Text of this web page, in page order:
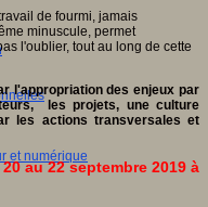
et numérique
de fourmi, jamais
minuscule, permet
l'oublier, tout au long de cette
l'appropriation des enjeux par
les projets, une culture
les actions transversales et
au 22 septembre 2019 à